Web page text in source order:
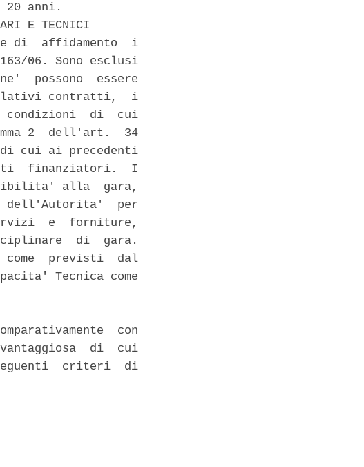
20 anni.
E TECNICI
di  affidamento  i
06. Sono esclusi
possono  essere
contratti,  i
condizioni  di  cui
2  dell'art.  34
cui ai precedenti
finanziatori.  I
alla  gara,
dell'Autorita'  per
e  forniture,
di  gara.
come  previsti  dal
Tecnica come
con
di  cui
criteri  di